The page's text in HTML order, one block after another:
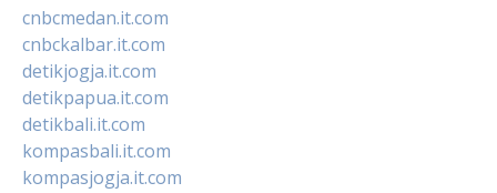
cnbcmedan.it.com
cnbckalbar.it.com
detikjogja.it.com
detikpapua.it.com
detikbali.it.com
kompasbali.it.com
kompasjogja.it.com